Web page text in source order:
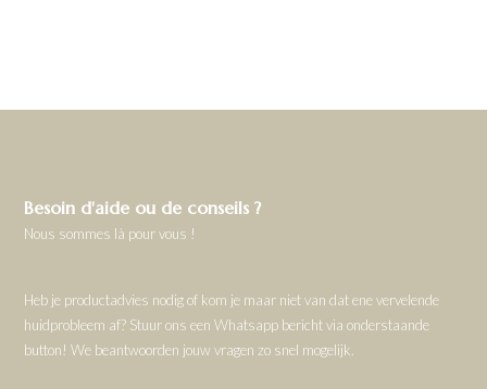
Besoin d'aide ou de conseils ?
Nous sommes là pour vous !
Heb je productadvies nodig of kom je maar niet van dat ene vervelende
huidprobleem af? Stuur ons een Whatsapp bericht via onderstaande
button! We beantwoorden jouw vragen zo snel mogelijk.